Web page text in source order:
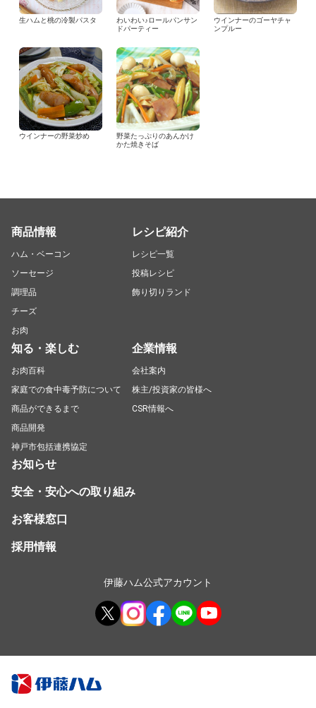
生ハムと桃の冷製パスタ
わいわい♪ロールパンサン
ドパーティー
ウインナーのゴーヤチャ
ンプルー
ウインナーの野菜炒め
野菜たっぷりのあんかけ
かた焼きそば
商品情報
ハム・ベーコン
ソーセージ
調理品
チーズ
お肉
レシピ紹介
レシピ一覧
投稿レシピ
飾り切りランド
知る・楽しむ
お肉百科
家庭での食中毒予防について
商品ができるまで
商品開発
神戸市包括連携協定
企業情報
会社案内
株主/投資家の皆様へ
CSR情報へ
お知らせ
安全・安心への取り組み
お客様窓口
採用情報
伊藤ハム公式アカウント